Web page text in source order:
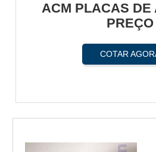
ACM PLACAS DE
PREÇO
COTAR